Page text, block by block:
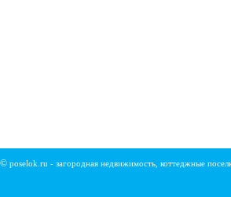
© poselok.ru - загородная недвижимость, коттеджные